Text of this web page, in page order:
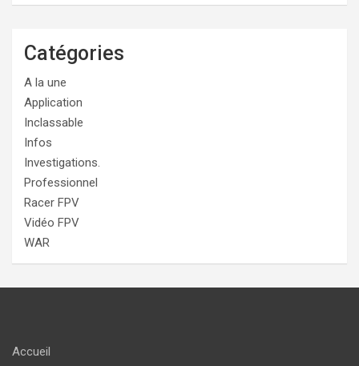
Catégories
A la une
Application
Inclassable
Infos
Investigations.
Professionnel
Racer FPV
Vidéo FPV
WAR
Accueil